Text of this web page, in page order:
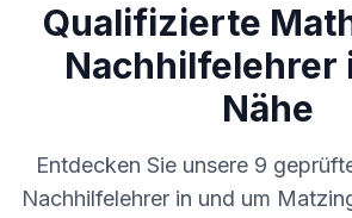
Qualifizierte
Nachhilfelehrer
Nähe
Entdecken Sie unsere 9
Nachhilfelehrer in und um